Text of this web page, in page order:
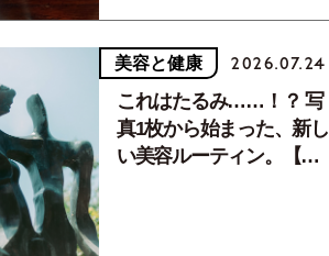
美容と健康 2026.07.24
これはたるみ……！？ 写
真1枚から始まった、新し
い美容ルーティン。【中